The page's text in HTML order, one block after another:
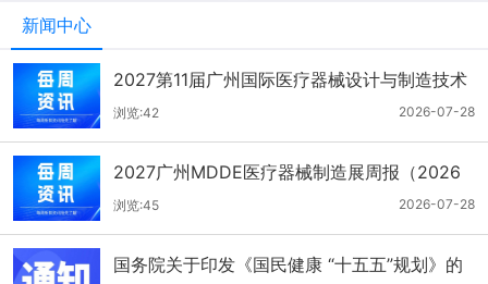
新闻中心
2027第11届广州国际医疗器械设计与制造技术
展一周报（7.22-7.28）
2026-07-28
浏览:42
2027广州MDDE医疗器械制造展周报（2026
年7月21-27日）
2026-07-28
浏览:45
国务院关于印发《国民健康 “十五五”规划》的